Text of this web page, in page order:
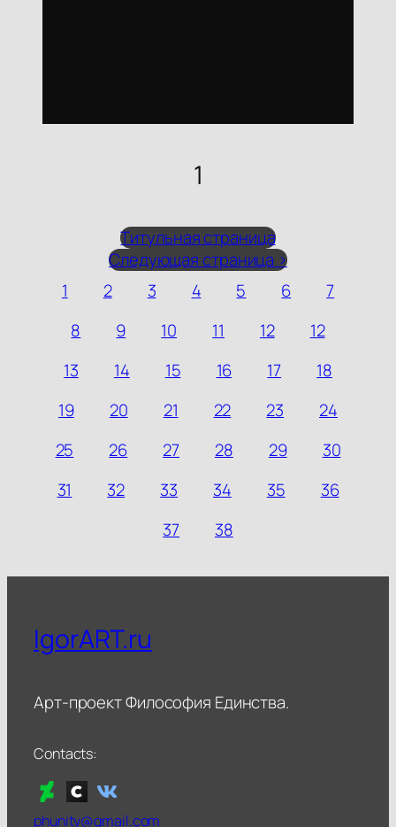
1
Титульная страница
Следующая страница >
1
2 3 4 5 6
7
8
9 10 11 12
12
13
14 15 16 17
18
19
20 21 22 23
24
25
26 27 28 29
30
31
32 33 34 35
36
37
38
IgorART.ru
Арт-проект Философия Единства.
Contacts:
phunity@gmail.com